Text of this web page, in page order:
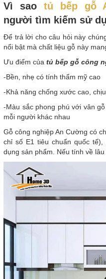
Vì sao tủ bếp gỗ
người tìm kiếm sử
Để trả lời cho câu hỏi này
nổi bật mà chất liệu gỗ này
Ưu điểm của tủ bếp gỗ công
-Bền, nhẹ có tính thẩm mỹ cao
-Khả năng chống xước cao,
-Màu sắc phong phú với vân
mỗi người khác nhau
Gỗ công nghiệp An Cường có
chỉ số E1 tiêu chuẩn quốc
dụng sản phẩm. Nếu tính về